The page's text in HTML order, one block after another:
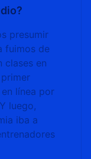
presumir
fuimos de
clases en
línea por
luego,
iba a